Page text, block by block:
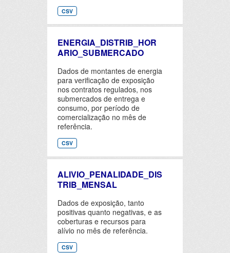
CSV
ENERGIA_DISTRIB_HOR
ARIO_SUBMERCADO
Dados de montantes de energia
para verificação de exposição
nos contratos regulados, nos
submercados de entrega e
consumo, por período de
comercialização no mês de
referência.
CSV
ALIVIO_PENALIDADE_DIS
TRIB_MENSAL
Dados de exposição, tanto
positivas quanto negativas, e as
coberturas e recursos para
alívio no mês de referência.
CSV